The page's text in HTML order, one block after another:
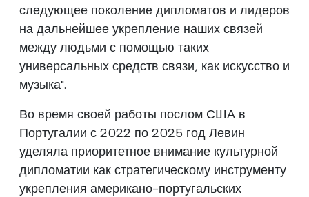
следующее поколение дипломатов и лидеров
на дальнейшее укрепление наших связей
между людьми с помощью таких
универсальных средств связи, как искусство и
музыка".
Во время своей работы послом США в
Португалии с 2022 по 2025 год Левин
уделяла приоритетное внимание культурной
дипломатии как стратегическому инструменту
укрепления американо-португальских